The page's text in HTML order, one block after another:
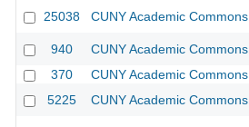
25038 CUNY Academic Commons
940 CUNY Academic Commons
370
CUNY Academic Commons
5225
CUNY Academic Commons